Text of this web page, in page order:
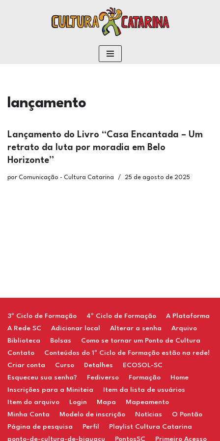
lançamento
Lançamento do Livro “Casa Encantada – Um
retrato da luta por moradia em Belo
Horizonte”
por Comunicação - Cultura Catarina 25 de agosto de 2025
3º Ciclo de Formação 4º Ciclo de Formação
A Plataforma
A Rede SC
Adicionar local Alterar a senha
Arquivo
Biblioteca
Bolsas
Como se tornar um Ponto de Cultura
Contato
Conteúdos do 1º Ciclo de Formação estão na rede!
Criar conta
Curso Detalhes
ECOSOL-SC
Esqueceu sua senha?
Fediverso Formação
Home
Inscrições para a Miniteia
Item da lista de usuários
Item do arquivo
Login Mapa
Mapeamento
Minha Conta
Modelo de inscrição Notícias
O Pontão
Página de pesquisa
Perfil
Playlist Cultura Catarina
ponto-de-cultura-de-biguacu
PontosSC Primeiro Acesso